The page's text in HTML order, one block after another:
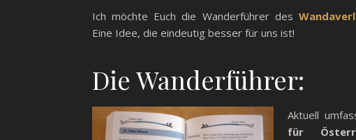
Ich möchte Euch die Wanderführer des
Eine Idee, die eindeutig besser für uns ist!
Die Wanderführer:
Aktuell
für